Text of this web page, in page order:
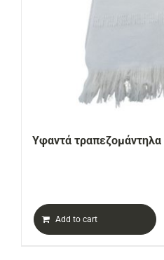
Υφαντά τραπεζομάντηλα
Add to cart